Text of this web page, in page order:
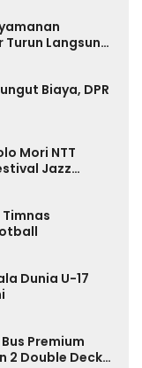
Langsung
Biaya, DPR
Mori NTT
Jazz
Timnas
Dunia U-17
Premium
2 Double Decker